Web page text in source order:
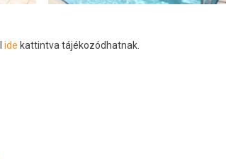
ide kattintva tájékozódhatnak.